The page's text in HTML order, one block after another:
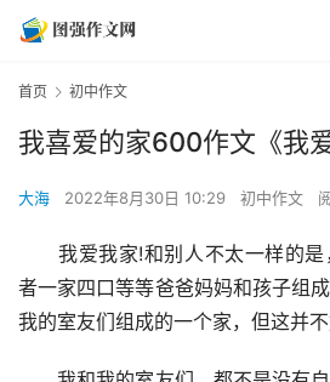
首页 初中作文
我喜爱的家600作文《我
大海 2022年8月30日 10:29 初中作文
我爱我家!和别人不太一样的是
者一家四口等等爸爸妈妈和孩子组
我的室友们组成的一个家，但这并不